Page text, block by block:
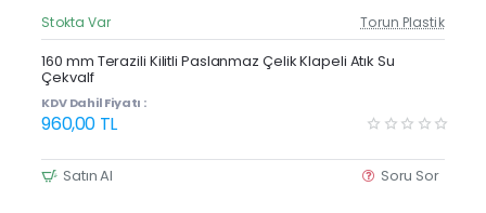
Güncel Fiyat
Stokta Var Torun Plastik
160 mm Terazili Kilitli Paslanmaz Çelik Klapeli Atık Su
Çekvalf
KDV Dahil Fiyatı :
960,00 TL
Satın Al Soru Sor